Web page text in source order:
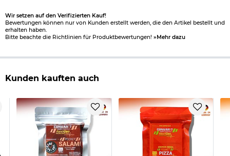
Wir setzen auf den Verifizierten Kauf!
Bewertungen können nur von Kunden erstellt werden, die den Artikel bestellt und
erhalten haben.
Bitte beachte die Richtlinien für Produktbewertungen! »Mehr dazu
Kunden kauften auch